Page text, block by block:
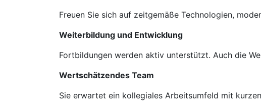
Freuen Sie sich auf zeitgemäße Technologien,
Weiterbildung und Entwicklung
Fortbildungen werden aktiv unterstützt. Auch die
Wertschätzendes Team
Sie erwartet ein kollegiales Arbeitsumfeld mit